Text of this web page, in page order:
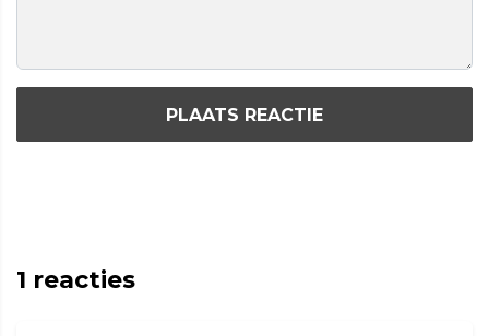
PLAATS REACTIE
1 reacties